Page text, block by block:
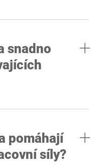
snadno
pomáhají
síly?